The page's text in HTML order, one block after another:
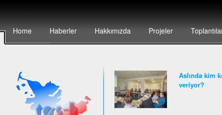
Home Haberler Hakkımızda Projeler
Aslında kim
veriyor?